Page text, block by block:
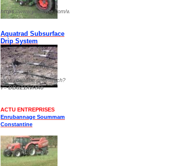
https://www. youtube.com/watch?v=
Aquatrad Subsurface
Drip System
www.youtube.com/watch?
v=-DBdZ1XvRAo
ACTU ENTREPRISES
Enrubannage Soummam
Constantine